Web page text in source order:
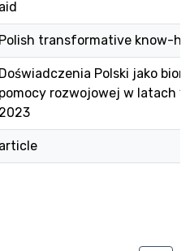
aid
Polish transformative know-
Doświadczenia Polski jako
pomocy rozwojowej w latach
2023
article